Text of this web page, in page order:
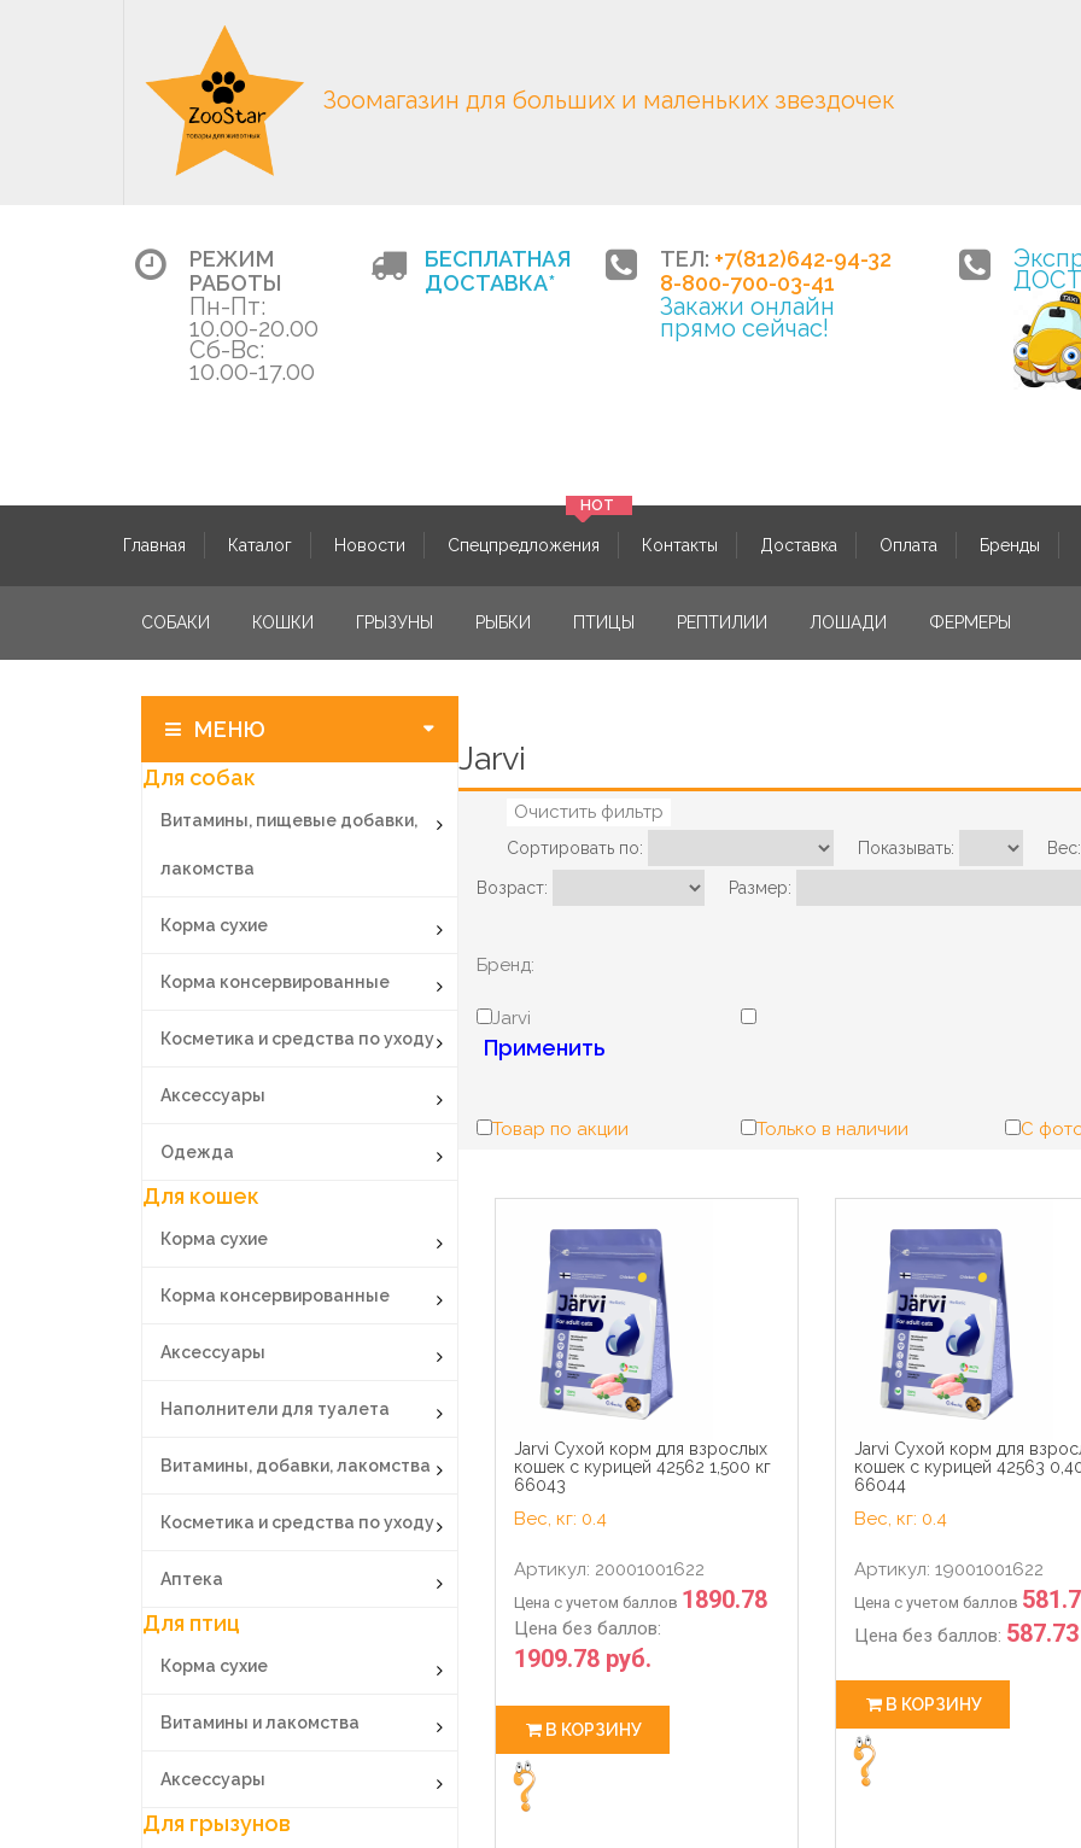
Зоомагазин для больших и маленьких звездочек
РЕЖИМ
РАБОТЫ
Пн-Пт:
10.00-20.00
Сб-Вс:
10.00-17.00
БЕСПЛАТНАЯ
ДОСТАВКА*
ТЕЛ: +7(812)642-94-32
8-800-700-03-41
Закажи онлайн
прямо сейчас!
Главная Каталог Новости Спецпредложения Контакты Доставка Оплата Бренды
СОБАКИ КОШКИ ГРЫЗУНЫ РЫБКИ ПТИЦЫ РЕПТИЛИИ ЛОШАДИ ФЕРМЕРЫ
МЕНЮ
Для собак
Витамины, пищевые добавки,
лакомства
Корма сухие
Корма консервированные
Косметика и средства по уходу
Аксессуары
Одежда
Для кошек
Корма сухие
Корма консервированные
Аксессуары
Наполнители для туалета
Витамины, добавки, лакомства
Косметика и средства по уходу
Аптека
Для птиц
Корма сухие
Витамины и лакомства
Аксессуары
Для грызунов
Jarvi
Очистить фильтр
Сортировать по: Показывать: Вес:
Возраст: Размер:
Бренд:
Jarvi
Применить
Товар по акции Только в наличии С
Jarvi Сухой корм для взрослых
кошек с курицей 42562 1,500 кг
66043
Вес, кг: 0.4
Артикул: 20001001622
Цена с учетом баллов 1890.78
Цена без баллов:
1909.78 руб.
В КОРЗИНУ
Jarvi Сухой корм для
кошек с курицей 42563
66044
Вес, кг: 0.4
Артикул: 19001001622
Цена с учетом баллов
Цена без баллов:
В КОРЗИНУ